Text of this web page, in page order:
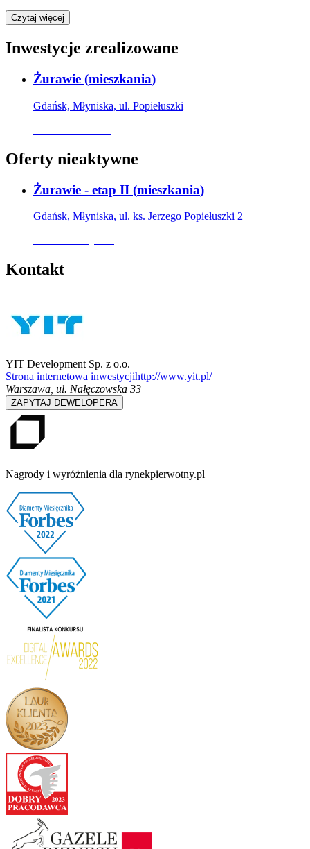
Czytaj więcej
Inwestycje zrealizowane
Żurawie (mieszkania)
Gdańsk, Młyniska, ul. Popiełuszki
Oferty nieaktywne
Żurawie - etap II (mieszkania)
Gdańsk, Młyniska, ul. ks. Jerzego Popiełuszki 2
Kontakt
YIT Development Sp. z o.o.
Strona internetowa inwestycjihttp://www.yit.pl/
Warszawa ul. Nałęczowska 33
ZAPYTAJ DEWELOPERA
Nagrody i wyróżnienia dla rynekpierwotny.pl